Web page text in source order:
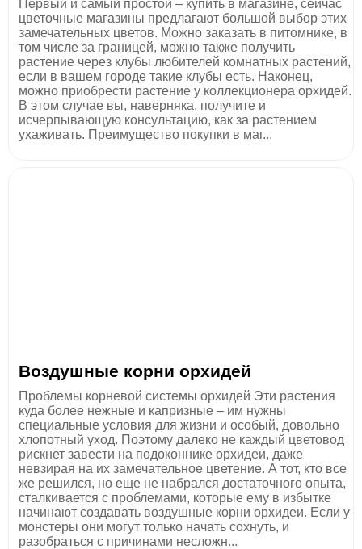
Первый и самый простой – купить в магазине, сейчас
цветочные магазины предлагают большой выбор этих
замечательных цветов. Можно заказать в питомнике, в
том числе за границей, можно также получить
растение через клубы любителей комнатных растений,
если в вашем городе такие клубы есть. Наконец,
можно приобрести растение у коллекционера орхидей.
В этом случае вы, наверняка, получите и
исчерпывающую консультацию, как за растением
ухаживать. Преимущество покупки в маг...
Воздушные корни орхидей
Проблемы корневой системы орхидей Эти растения
куда более нежные и капризные – им нужны
специальные условия для жизни и особый, довольно
хлопотный уход. Поэтому далеко не каждый цветовод
рискнет завести на подоконнике орхидеи, даже
невзирая на их замечательное цветение. А тот, кто все
же решился, но еще не набрался достаточного опыта,
сталкивается с проблемами, которые ему в избытке
начинают создавать воздушные корни орхидеи. Если у
монстеры они могут только начать сохнуть, и
разобраться с причинами несложн...